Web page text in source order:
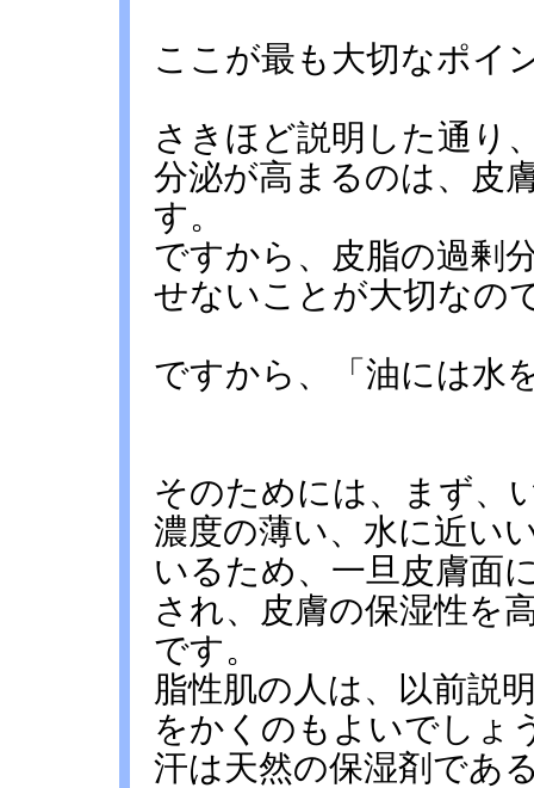
ここが最も大切なポイ
さきほど説明した通り
分泌が高まるのは、皮
す。
ですから、皮脂の過剰
せないことが大切なの
ですから、「油には水
そのためには、まず、
濃度の薄い、水に近い
いるため、一旦皮膚面
され、皮膚の保湿性を
です。
脂性肌の人は、以前説
をかくのもよいでしょ
汗は天然の保湿剤であ